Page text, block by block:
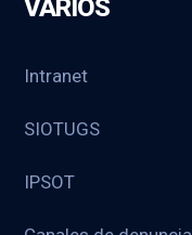
VARIOS
Intranet
SIOTUGS
IPSOT